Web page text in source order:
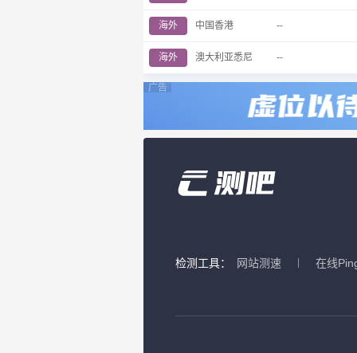
海外 中国香港 --
海外 澳大利亚悉尼 --
广告
检测工具： 网站测速 在线